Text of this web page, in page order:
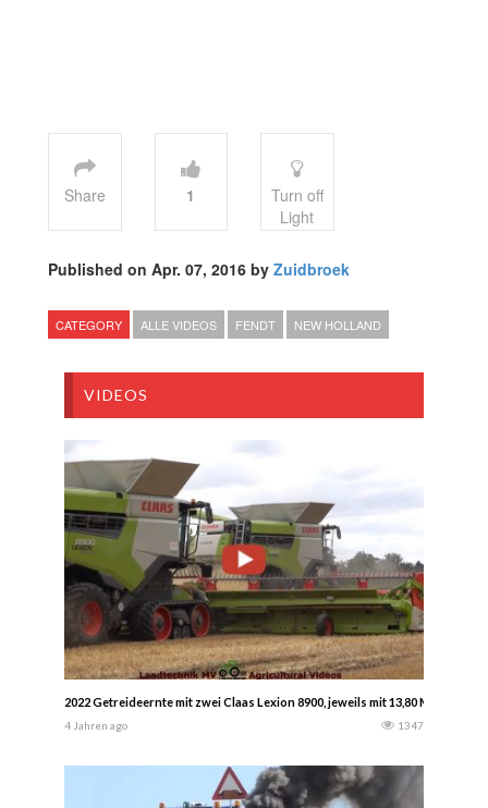
Share 1
Turn off
Light
Published on Apr. 07, 2016 by Zuidbroek
CATEGORY ALLE VIDEOS FENDT NEW HOLLAND
VIDEOS
2022 Getreideernte mit zwei Claas Lexion 8900, jeweils mit 13,80 Meter
4 Jahren ago 1347